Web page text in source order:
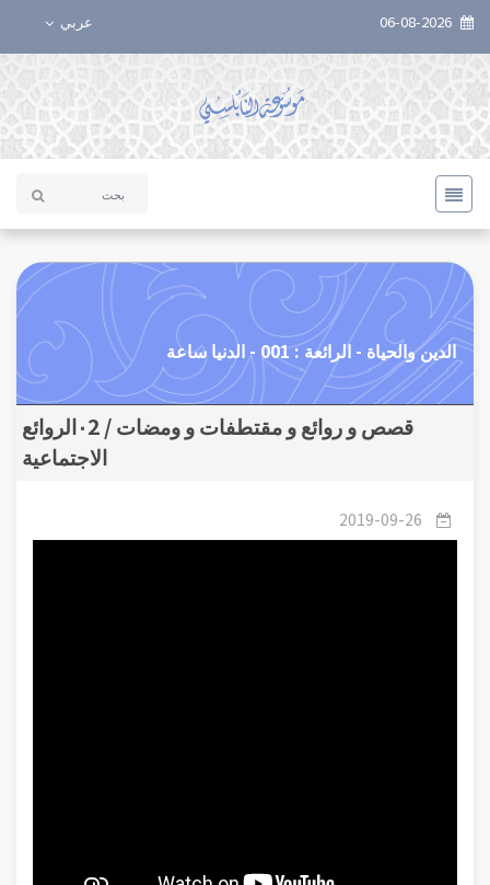
عربي
الدين والحياة - الرائعة : 001 - الدنيا ساعة
قصص و روائع و مقتطفات و ومضات / ٠2الروائع
الاجتماعية
2019-09-26